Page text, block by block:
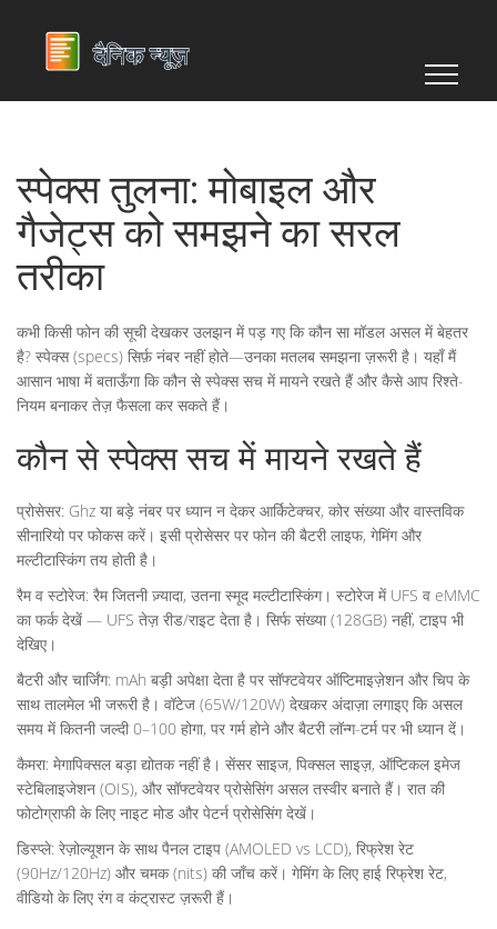
स्पेक्स तुलना: मोबाइल और
गैजेट्स को समझने का सरल
तरीका
कभी किसी फोन की सूची देखकर उलझन में पड़ गए कि कौन सा मॉडल असल में बेहतर
है? स्पेक्स (specs) सिर्फ़ नंबर नहीं होते—उनका मतलब समझना ज़रूरी है। यहाँ मैं
आसान भाषा में बताऊँगा कि कौन से स्पेक्स सच में मायने रखते हैं और कैसे आप रिश्ते-
नियम बनाकर तेज़ फैसला कर सकते हैं।
कौन से स्पेक्स सच में मायने रखते हैं
प्रोसेसर: Ghz या बड़े नंबर पर ध्यान न देकर आर्किटेक्चर, कोर संख्या और वास्तविक
सीनारियो पर फोकस करें। इसी प्रोसेसर पर फोन की बैटरी लाइफ, गेमिंग और
मल्टीटास्किंग तय होती है।
रैम व स्टोरेज: रैम जितनी ज़्यादा, उतना स्मूद मल्टीटास्किंग। स्टोरेज में UFS व eMMC
का फर्क देखें — UFS तेज़ रीड/राइट देता है। सिर्फ संख्या (128GB) नहीं, टाइप भी
देखिए।
बैटरी और चार्जिंग: mAh बड़ी अपेक्षा देता है पर सॉफ्टवेयर ऑप्टिमाइज़ेशन और चिप के
साथ तालमेल भी जरूरी है। वॉटेज (65W/120W) देखकर अंदाज़ा लगाइए कि असल
समय में कितनी जल्दी 0–100 होगा, पर गर्म होने और बैटरी लॉन्ग-टर्म पर भी ध्यान दें।
कैमरा: मेगापिक्सल बड़ा द्योतक नहीं है। सेंसर साइज, पिक्सल साइज़, ऑप्टिकल इमेज
स्टेबिलाइजेशन (OIS), और सॉफ्टवेयर प्रोसेसिंग असल तस्वीर बनाते हैं। रात की
फोटोग्राफी के लिए नाइट मोड और पेटर्न प्रोसेसिंग देखें।
डिस्प्ले: रेज़ोल्यूशन के साथ पैनल टाइप (AMOLED vs LCD), रिफ्रेश रेट
(90Hz/120Hz) और चमक (nits) की जाँच करें। गेमिंग के लिए हाई रिफ्रेश रेट,
वीडियो के लिए रंग व कंट्रास्ट ज़रूरी हैं।